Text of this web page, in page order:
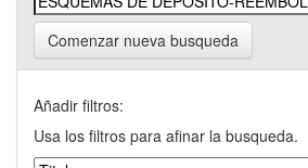
Comenzar nueva busqueda
Añadir filtros:
Usa los filtros para afinar la busqueda.